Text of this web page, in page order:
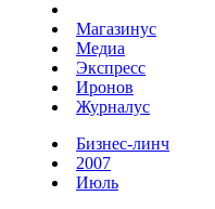
Магазинус
Медиа
Экспресс
Иронов
Журналус
Бизнес-линч
2007
Июль